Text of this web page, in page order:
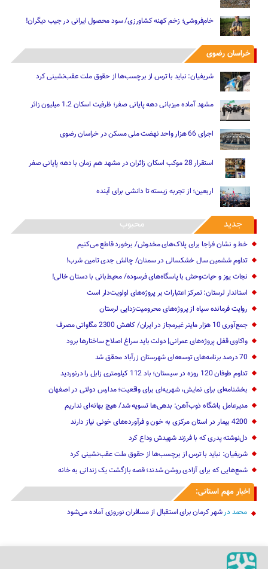
خام‌فروشی؛ زخم کهنه کشاورزی/ سود محصول ایرانی در جیب دیگران!
خراسان رضوی
شریفیان: نباید با ترس از برچسب‌ها از حقوق ملت عقب‌نشینی کرد
مشهد آماده میزبانی دهه پایانی صفر؛ ظرفیت اسکان 1.2 میلیون زائر
اجرای 66 هزار واحد نهضت ملی مسکن در خراسان رضوی
استقرار 28 موکب اسکان زائران در مشهد هم زمان با دهه پایانی صفر
اربعین؛ از تجربه زیسته تا دانشی برای آینده
جدید محبوب
خط و نشان فراجا برای پلاک‌های مخدوش/ برخورد قاطع می‌کنیم
تداوم ششمین سال خشکسالی در سمنان/ چالش‌ جدی‌ تامین شرب!
نجات یوز و حیات‌وحش با پاسگاه‌های فرسوده/ ‌محیط‌بانی با دستان خالی!
استاندار لرستان: تمرکز اعتبارات بر پروژه‌های اولویت‌دار است
روایت فرمانده سپاه از پروژه‌های محرومیت‌زدایی لرستان
جمع‌آوری 10 هزار ماینر غیرمجاز در ایران/ کاهش 2300 مگاواتی مصرف
واکاوی قفل پروژه‌های عمرانی| دولت باید سراغ اصلاح ساختارها برود
70 درصد برنامه‌های توسعه‌ای شهرستان زرآباد محقق شد
تداوم طوفان 120 روزه در سیستان؛ باد 112 کیلومتری ‌زابل را درنوردید
بخشنامه‌ای برای نمایش، شهریه‌ای برای واقعیت؛ مدارس دولتی در اصفهان
مدیرعامل باشگاه ذوب‌آهن: ‌بدهی‌ها ‌تسویه شد/ هیچ بهانه‌ای نداریم
4200 بیمار در استان مرکزی به خون و فرآورده‌های خونی نیاز دارند
دل‌نوشته پدری که با فرزند شهیدش وداع کرد
شریفیان: نباید با ترس از برچسب‌ها از حقوق ملت عقب‌نشینی کرد
شمع‌هایی که ‌برای آزادی روشن شدند؛ قصه بازگشت یک زندانی به خانه
اخبار مهم استانی:
محمد درشهر کرمان برای استقبال از مسافران نوروزی آماده می‌شود